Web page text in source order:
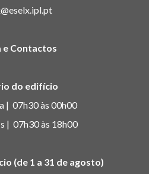
e Contactos
do edifício
| 07h30 às 00h00
| 07h30 às 18h00
(de 1 a 31 de agosto)